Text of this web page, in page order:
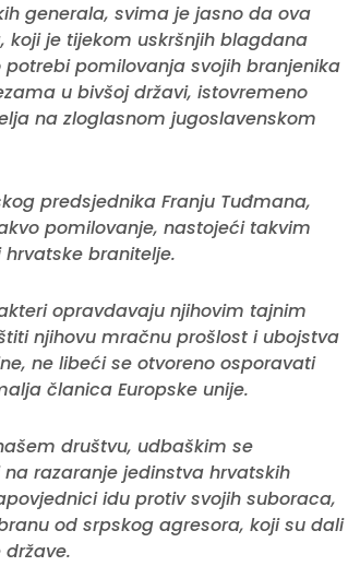
generala, svima je jasno da ova
je tijekom uskršnjih blagdana
pomilovanja svojih branjenika
u bivšoj državi, istovremeno
na zloglasnom jugoslavenskom
predsjednika Franju Tuđmana,
pomilovanje, nastojeći takvim
branitelje.
opravdavaju njihovim tajnim
njihovu mračnu prošlost i ubojstva
ne libeći se otvoreno osporavati
članica Europske unije.
društvu, udbaškim se
razaranje jedinstva hrvatskih
idu protiv svojih suboraca,
od srpskog agresora, koji su dali